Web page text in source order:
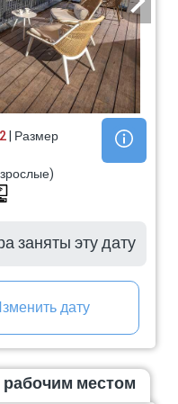
2| Размер
заняты эту дату
дату
местом